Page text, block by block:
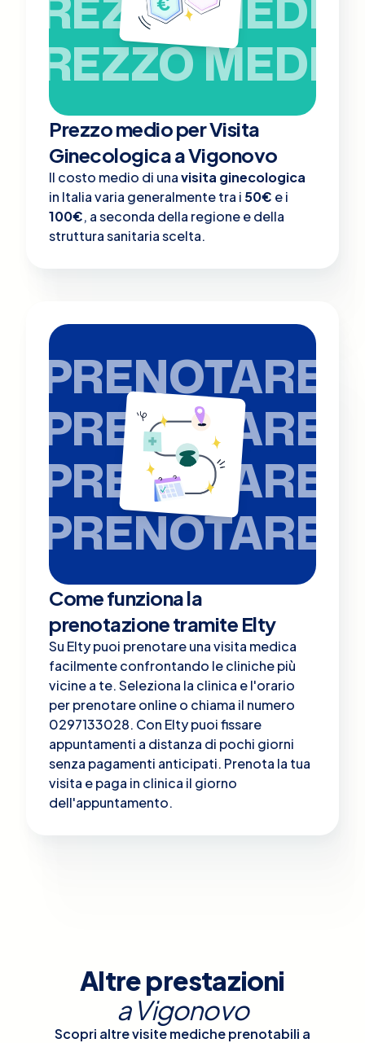
PREZZO MEDIO
Prezzo medio per Visita
Ginecologica a Vigonovo
Il costo medio di unavisita ginecologica
in Italia varia generalmente tra i 50€ e i
100€, a seconda della regione e della
struttura sanitaria scelta.
PRENOTARE
PRENOTARE
PRENOTARE
PRENOTARE
Come funziona la
prenotazione tramite Elty
Su Elty puoi prenotare una visita medica
facilmente confrontando le cliniche più
vicine a te. Seleziona la clinica e l'orario
per prenotare online o chiama il numero
0297133028. Con Elty puoi fissare
appuntamenti a distanza di pochi giorni
senza pagamenti anticipati. Prenota la tua
visita e paga in clinica il giorno
dell'appuntamento.
Altre prestazioni
a Vigonovo
Scopri altre visite mediche prenotabili a